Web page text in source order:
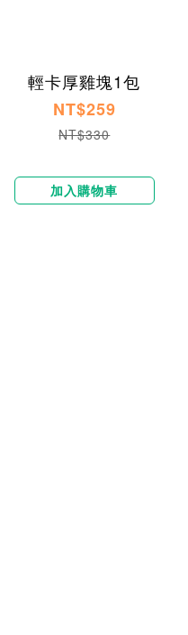
輕卡厚雞塊1包
NT$259
NT$330
加入購物車